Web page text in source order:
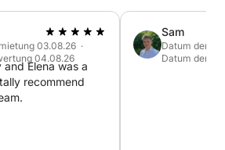
03.08.26 ·
04.08.26
Elena was a
recommend
Sam
Datum der
Datum der